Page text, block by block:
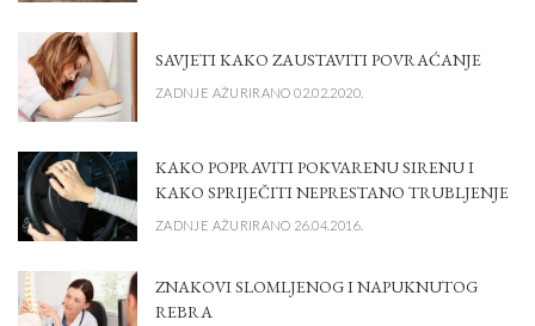
SAVJETI KAKO ZAUSTAVITI POVRAĆANJE
ZADNJE AŽURIRANO 02.02.2020.
KAKO POPRAVITI POKVARENU SIRENU I
KAKO SPRIJEČITI NEPRESTANO TRUBLJENJE
ZADNJE AŽURIRANO 26.04.2016.
ZNAKOVI SLOMLJENOG I NAPUKNUTOG
REBRA